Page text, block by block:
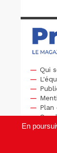
Qui
Plan
En